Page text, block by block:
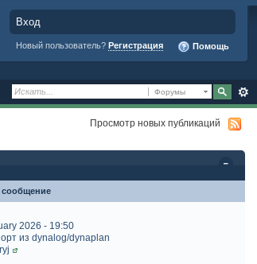
Вход
Новый пользователь? Регистрация Помощь
Форумы
Просмотр новых публикаций
сообщение
2026 - 19:50
из dynalog/dynaplan